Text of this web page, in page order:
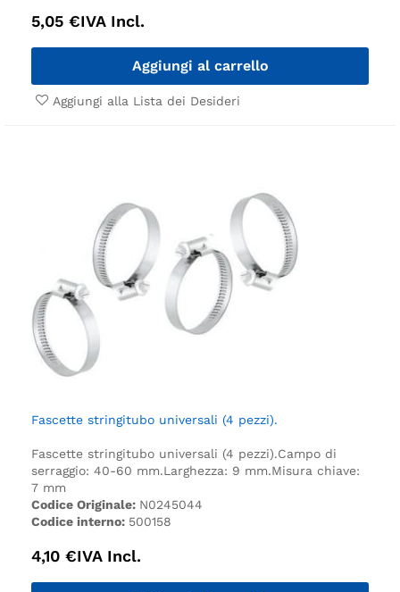
5,05 €IVA Incl.
Aggiungi al carrello
Aggiungi alla Lista dei Desideri
Fascette stringitubo universali (4 pezzi).
Fascette stringitubo universali (4 pezzi).Campo di
serraggio: 40-60 mm.Larghezza: 9 mm.Misura chiave:
7 mm
Codice Originale: N0245044
Codice interno: 500158
4,10 €IVA Incl.